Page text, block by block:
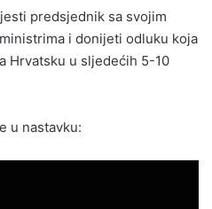
predsjednik sa svojim
i donijeti odluku koja
Hrvatsku u sljedećih 5-10
u nastavku: